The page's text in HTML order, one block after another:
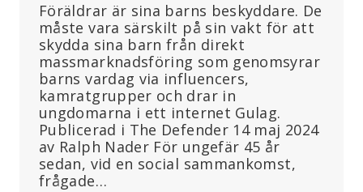
Föräldrar är sina barns beskyddare. De
måste vara särskilt på sin vakt för att
skydda sina barn från direkt
massmarknadsföring som genomsyrar
barns vardag via influencers,
kamratgrupper och drar in
ungdomarna i ett internet Gulag.
Publicerad i The Defender 14 maj 2024
av Ralph Nader För ungefär 45 år
sedan, vid en social sammankomst,
frågade…